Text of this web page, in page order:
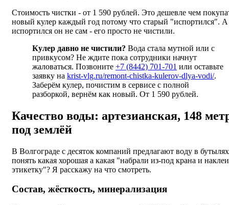
Стоимость чистки - от 1 590 рублей. Это дешевле чем
новый кулер каждый год потому что старый "испортился". А
испортился он не сам - его просто не чистили.
Кулер давно не чистили? Вода стала мутной или с
привкусом? Не ждите пока сотрудники начнут
жаловаться. Позвоните +7 (8442) 701-701 или оставьте
заявку на krist-vlg.ru/remont-chistka-kulerov-dlya-vodi/.
Заберём кулер, почистим в сервисе с полной
разборкой, вернём как новый. От 1 590 рублей.
Качество воды: артезианская, 148
под землёй
В Волгограде с десяток компаний предлагают воду в
понять какая хорошая а какая "набрали из-под крана и
этикетку"? Я расскажу на что смотреть.
Состав, жёсткость, минерализация